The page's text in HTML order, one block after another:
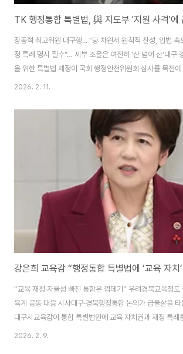
TK 행정통합 특별법, 與 지도부 '지원 사격'에
장동혁 최고위원 대구행... "당 차원서 원칙적 찬성, 입법 속
정 특례 명시 필수"… 세부 조율은 여전히 '산 넘어 산'대구·
을 위한 특별법 제정이 국회 행정안전위원회 심사를 목전에
령을 맞았다. 11일 대구를 방문한 장동혁 국민의힘 최고위원
교육 재정 확보 등 각론을 둘러싼 이견이 여전해 최종 합의
된다.장 최고위원은 이날 오후 대구 서문시장을 찾아 상인회
만난 자리에서 "대구·경북 행정통합은 지방 소멸 위기를 극
제"라며 "당 지도부 역시 원칙적으로 찬성하고 있으며, 행안
2026. 2. 11.
강은희 교육감 “행정통합 특별법에 ‘교육 자치
“교육 재정·자율성 빠진 통합은 껍데기” 우려경북교육청
육계 공동 대응 시사대구·경북행정통합 논의가 급물살을 타
대구시교육감이 통합 특별법안에 교육 자치권과 재정 특례
한다고 강력히 촉구했다.강 교육감은 8일 입장문을 통해 “
2026. 2. 9.